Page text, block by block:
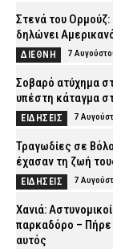
Στενά του Ορμούζ:
δηλώνει
ΔΙΕΘΝΗ 7
Σοβαρό ατύχημα
υπέστη κάταγμα
ΕΙΔΗΣΕΙΣ 7
Τραγωδίες σε
έχασαν τη ζωή
ΕΙΔΗΣΕΙΣ 7
Χανιά:
παρκαδόρο – Πήρε
αυτός